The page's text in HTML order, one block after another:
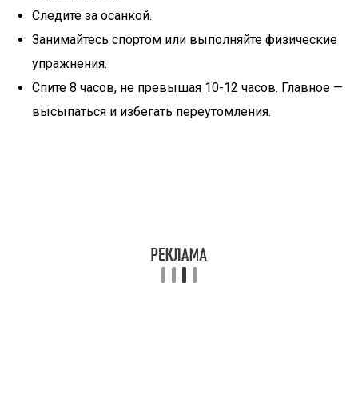
Следите за осанкой.
Занимайтесь спортом или выполняйте физические
упражнения.
Спите 8 часов, не превышая 10-12 часов. Главное —
высыпаться и избегать переутомления.